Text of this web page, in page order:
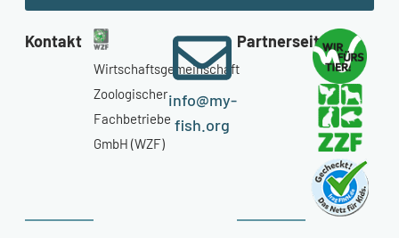
Kontakt
Wirtschaftsgemeinschaft
Zoologischer
Fachbetriebe
GmbH (WZF)
info@my-
fish.org
Partnerseiten